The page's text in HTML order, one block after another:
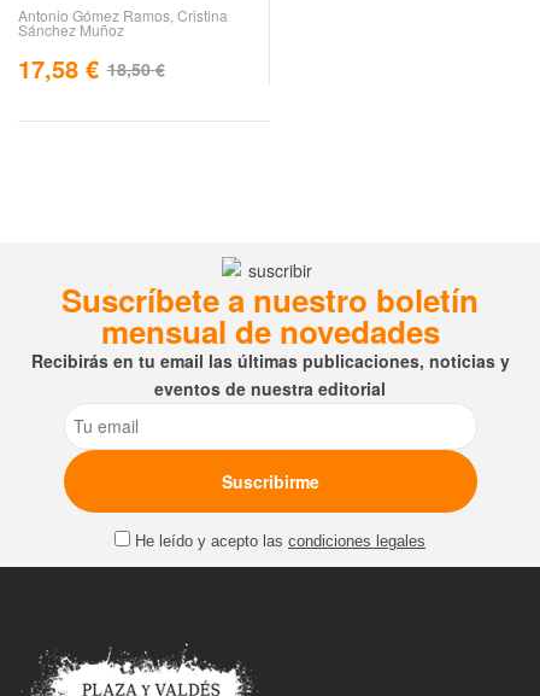
Antonio Gómez Ramos,Cristina
Sánchez Muñoz
18,50€
17,58 €
Suscríbete a nuestro boletín
mensual de novedades
Recibirás en tu email las últimas publicaciones, noticias y
eventos de nuestra editorial
Email
He leído y acepto las condiciones legales